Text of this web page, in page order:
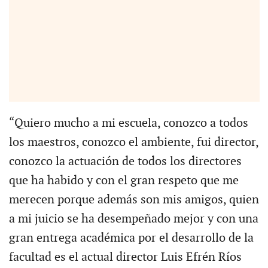
“Quiero mucho a mi escuela, conozco a todos
los maestros, conozco el ambiente, fui director,
conozco la actuación de todos los directores
que ha habido y con el gran respeto que me
merecen porque además son mis amigos, quien
a mi juicio se ha desempeñado mejor y con una
gran entrega académica por el desarrollo de la
facultad es el actual director Luis Efrén Ríos